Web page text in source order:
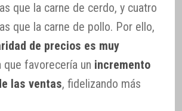
que la carne de cerdo, y cuatro
que la carne de pollo. Por ello,
de precios es muy
que favorecería un incremento
las ventas, fidelizando más